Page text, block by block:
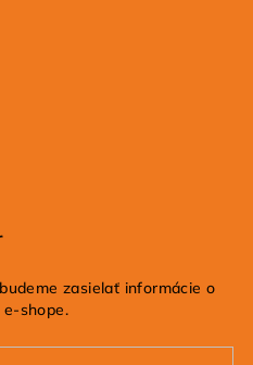
zasielať informácie o
shope.